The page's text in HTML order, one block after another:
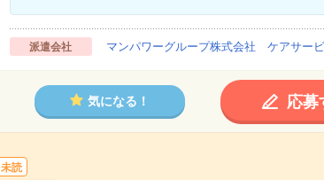
派遣会社 マンパワーグループ株式会社 ケアサー
気になる！ 応募
未読